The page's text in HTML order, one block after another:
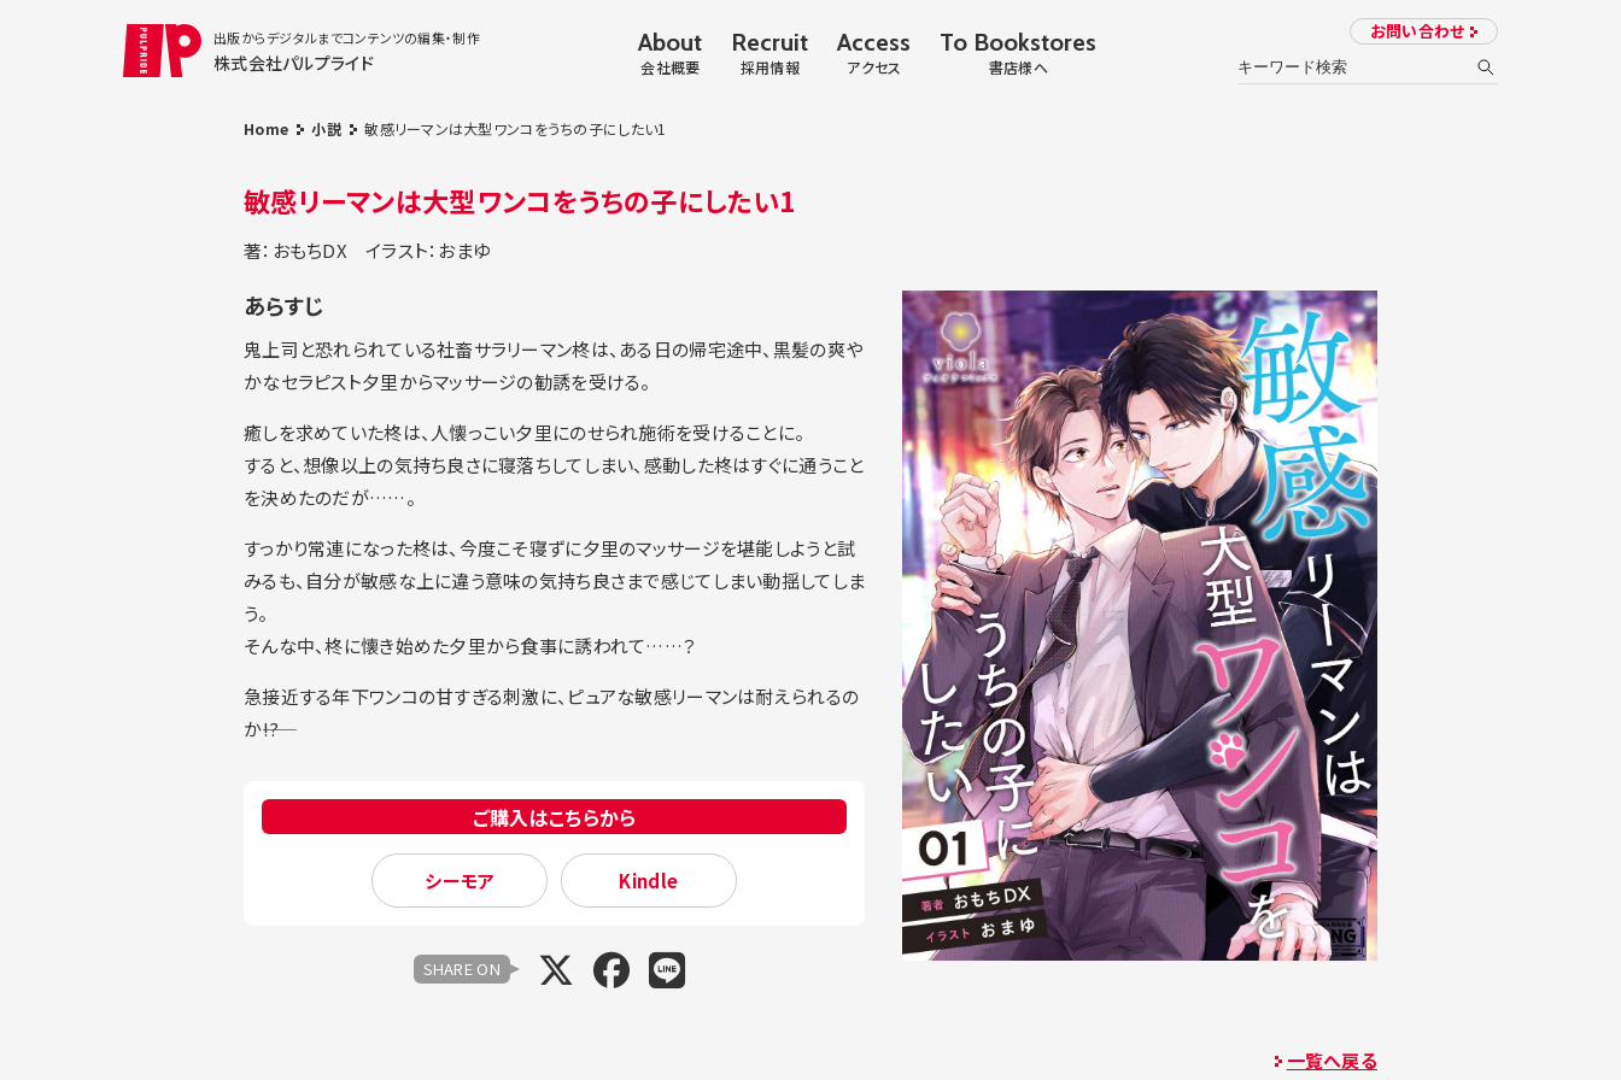
出版からデジタルまでコンテンツの編集・制作
株式会社パルプライド
About
会社概要
Recruit
採用情報
Access
アクセス
To Bookstores
書店様へ
お問い合わせ
Home 小説 敏感リーマンは大型ワンコをうちの子にしたい1
敏感リーマンは大型ワンコをうちの子にしたい1
著：おもちDX イラスト：おまゆ
あらすじ
鬼上司と恐れられている社畜サラリーマン柊は、ある日の帰宅途中、黒髪の爽や
かなセラピスト夕里からマッサージの勧誘を受ける。
癒しを求めていた柊は、人懐っこい夕里にのせられ施術を受けることに。
すると、想像以上の気持ち良さに寝落ちしてしまい、感動した柊はすぐに通うこと
を決めたのだが……。
すっかり常連になった柊は、今度こそ寝ずに夕里のマッサージを堪能しようと試
みるも、自分が敏感な上に違う意味の気持ち良さまで感じてしまい動揺してしま
う。
そんな中、柊に懐き始めた夕里から食事に誘われて……？
急接近する年下ワンコの甘すぎる刺激に、ピュアな敏感リーマンは耐えられるの
か――!?
ご購入はこちらから
シーモア Kindle
SHARE ON
一覧へ戻る